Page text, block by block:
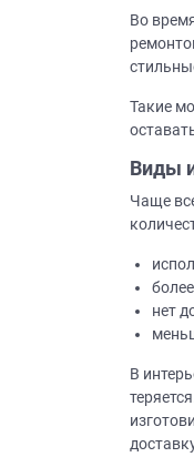
Во
Такие
Виды
Чаще
нет
В